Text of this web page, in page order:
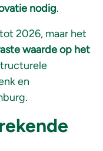
nodig.
2026, maar het
waarde op het
en